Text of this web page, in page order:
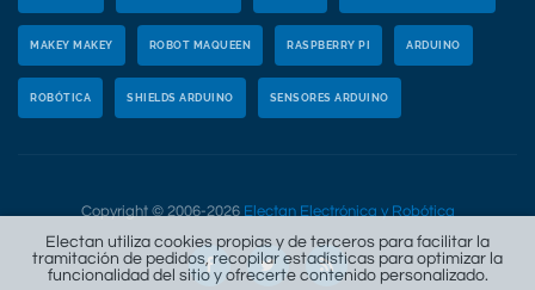
MAKEY MAKEY ROBOT MAQUEEN RASPBERRY PI ARDUINO
ROBÓTICA SHIELDS ARDUINO SENSORES ARDUINO
Copyright © 2006-2026 Electan Electrónica y Robótica
Electan utiliza cookies propias y de terceros para facilitar la
tramitación de pedidos, recopilar estadísticas para optimizar la
funcionalidad del sitio y ofrecerte contenido personalizado.